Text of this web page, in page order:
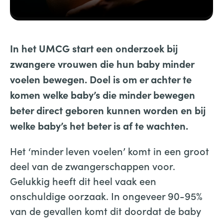
In het UMCG start een onderzoek bij
zwangere vrouwen die hun baby minder
voelen bewegen. Doel is om er achter te
komen welke baby’s die minder bewegen
beter direct geboren kunnen worden en bij
welke baby’s het beter is af te wachten.
Het ‘minder leven voelen’ komt in een groot
deel van de zwangerschappen voor.
Gelukkig heeft dit heel vaak een
onschuldige oorzaak. In ongeveer 90-95%
van de gevallen komt dit doordat de baby